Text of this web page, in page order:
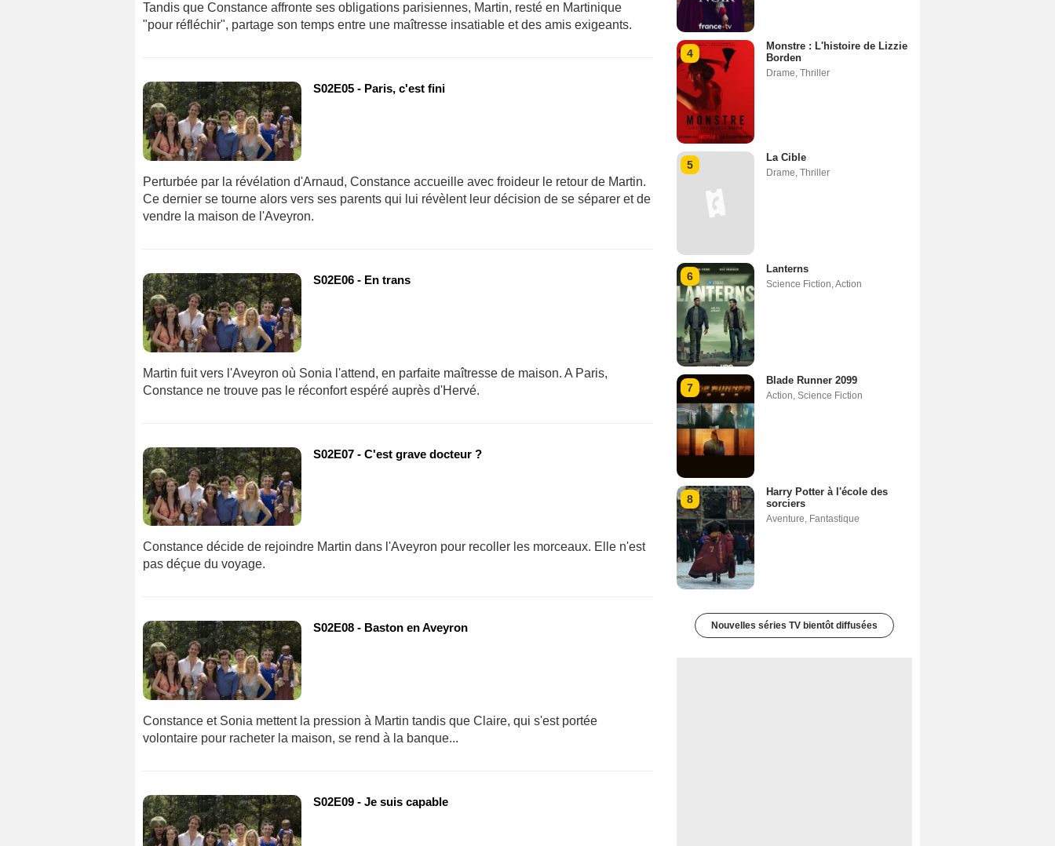
Tandis que Constance affronte ses obligations parisiennes, Martin, resté en Martinique
"pour réfléchir", partage son temps entre une maîtresse insatiable et des amis exigeants.
S02E05 - Paris, c'est fini
Perturbée par la révélation d'Arnaud, Constance accueille avec froideur le retour de Martin.
Ce dernier se tourne alors vers ses parents qui lui révèlent leur décision de se séparer et de
vendre la maison de l'Aveyron.
S02E06 - En trans
Martin fuit vers l'Aveyron où Sonia l'attend, en parfaite maîtresse de maison. A Paris,
Constance ne trouve pas le réconfort espéré auprès d'Hervé.
S02E07 - C'est grave docteur ?
Constance décide de rejoindre Martin dans l'Aveyron pour recoller les morceaux. Elle n'est
pas déçue du voyage.
S02E08 - Baston en Aveyron
Constance et Sonia mettent la pression à Martin tandis que Claire, qui s'est portée
volontaire pour racheter la maison, se rend à la banque...
S02E09 - Je suis capable
4
Monstre : L'histoire de Lizzie
Borden
Drame Thriller
5
La Cible
Drame Thriller
6
Lanterns
Science Fiction Action
7
Blade Runner 2099
Action Science Fiction
8
Harry Potter à l'école des
sorciers
Aventure Fantastique
Nouvelles séries TV bientôt diffusées